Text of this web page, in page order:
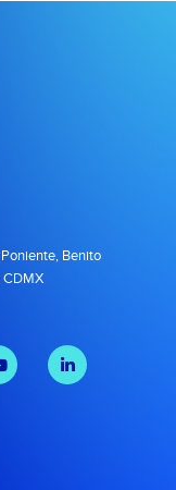
Benito